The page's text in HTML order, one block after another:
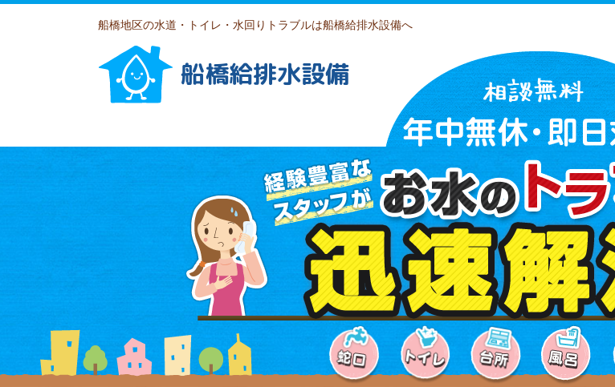
船橋地区の水道・トイレ・水回りトラブルは船橋給排水設備へ
船橋給排水設備